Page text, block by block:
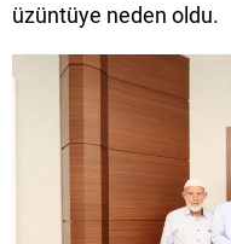
üzüntüye neden oldu.